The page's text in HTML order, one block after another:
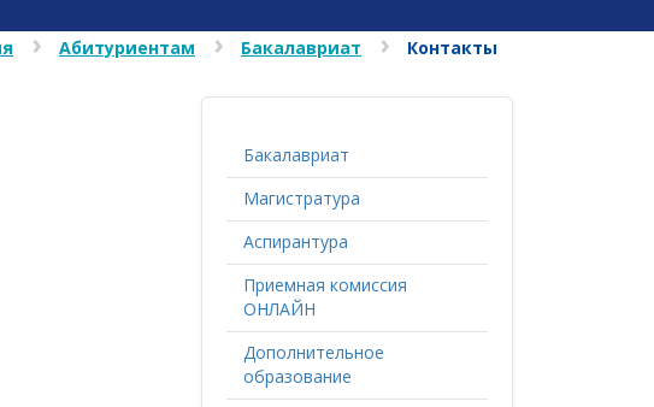
Абитуриентам Бакалавриат Контакты
Бакалавриат
Магистратура
Аспирантура
Приемная комиссия
ОНЛАЙН
Дополнительное
образование